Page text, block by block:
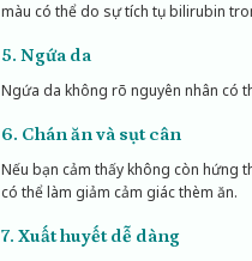
màu có thể do sự tích tụ bilirubin
5. Ngứa da
Ngứa da không rõ nguyên nhân có
6. Chán ăn và sụt cân
Nếu bạn cảm thấy không còn hứng
có thể làm giảm cảm giác thèm ăn.
7. Xuất huyết dễ dàng